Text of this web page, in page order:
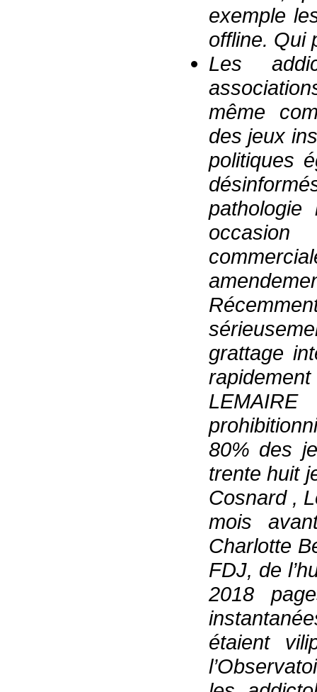
exemple
offline. Qui
Les
même
des jeux
politiques
grattage
80% des
trente huit
Cosnard ,
mois
Charlotte
FDJ, de
2018
étaient